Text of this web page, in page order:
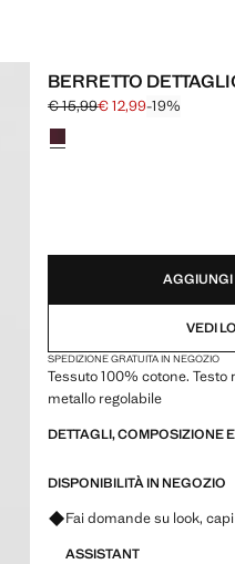
BERRETTO
Prezzo iniziale depennato [€
€ 15,99
Prezzo attuale [€ 12,99 ]
€ 12,99-19%
Seleziona un colore
AGGIUNGI
VEDI
SPEDIZIONE GRATUITA IN NEGOZIO
Tessuto 100% cotone.
metallo regolabile
DETTAGLI, COMPOSIZIONE
DISPONIBILITÀ IN NEGOZIO
Fai domande su look,
ASSISTANT